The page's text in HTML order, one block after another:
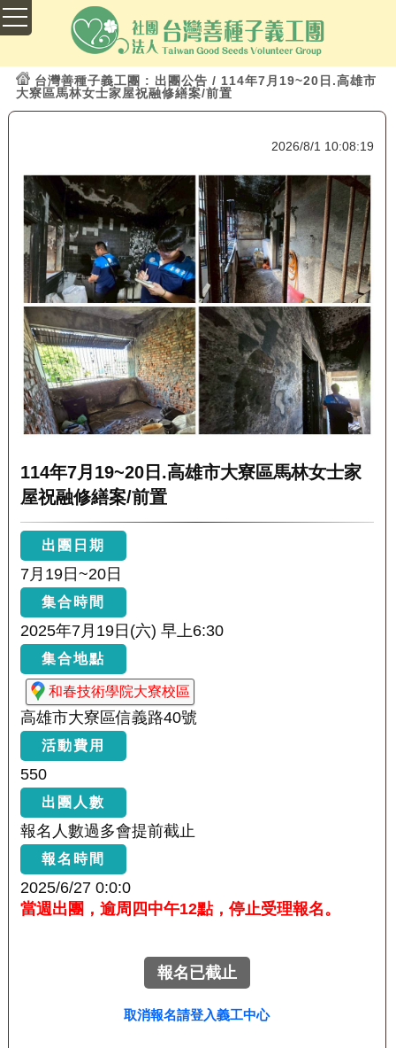
台灣善種子義工團 : 出團公告 / 114年7月19~20日.高雄市
大寮區馬林女士家屋祝融修繕案/前置
2026/8/1 10:08:19
114年7月19~20日.高雄市大寮區馬林女士家
屋祝融修繕案/前置
出團日期
7月19日~20日
集合時間
2025年7月19日(六) 早上6:30
集合地點
和春技術學院大寮校區
高雄市大寮區信義路40號
活動費用
550
出團人數
報名人數過多會提前截止
報名時間
2025/6/27 0:0:0
當週出團，逾周四中午12點，停止受理報名。
報名已截止
取消報名請登入義工中心